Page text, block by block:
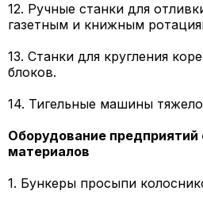
12. Ручные станки для
газетным и книжным
13. Станки для кругления
блоков.
14. Тигельные машины
Оборудование
материалов
1. Бункеры просыпи